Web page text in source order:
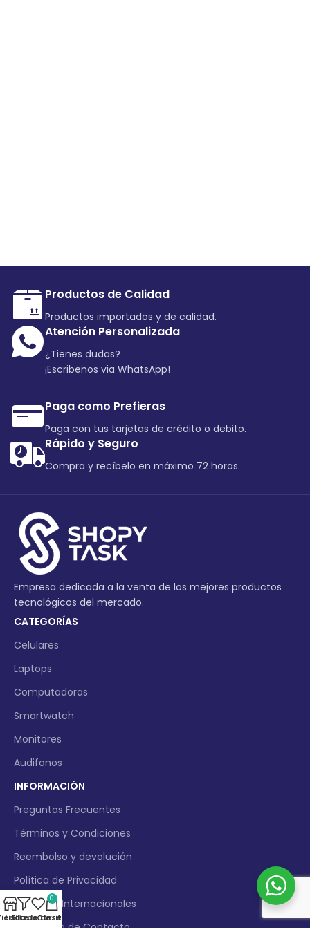
Productos de Calidad
Productos importados y de calidad.
Atención Personalizada
¿Tienes dudas?
¡Escribenos via WhatsApp!
Paga como Prefieras
Paga con tus tarjetas de crédito o debito.
Rápido y Seguro
Compra y recíbelo en máximo 72 horas.
Empresa dedicada a la venta de los mejores productos
tecnológicos del mercado.
CATEGORÍAS
Celulares
Laptops
Computadoras
Smartwatch
Monitores
Audifonos
INFORMACIÓN
Preguntas Frecuentes
Términos y Condiciones
Reembolso y devolución
Política de Privacidad
Compras Internacionales
Formulario de Contacto
Filters
Lista de deseos
0
Carrito